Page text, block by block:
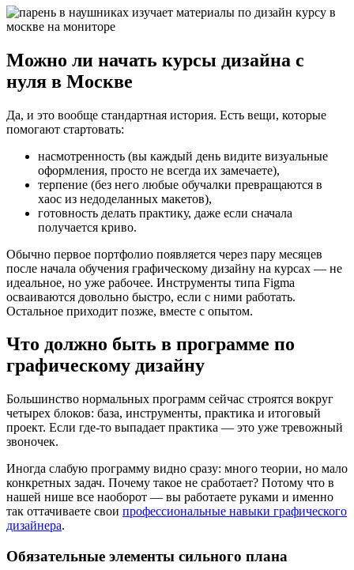
Можно ли начать курсы дизайна с
нуля в Москве
Да, и это вообще стандартная история. Есть вещи, которые
помогают стартовать:
насмотренность (вы каждый день видите визуальные
оформления, просто не всегда их замечаете),
терпение (без него любые обучалки превращаются в
хаос из недоделанных макетов),
готовность делать практику, даже если сначала
получается криво.
Обычно первое портфолио появляется через пару месяцев
после начала обучения графическому дизайну на курсах — не
идеальное, но уже рабочее. Инструменты типа Figma
осваиваются довольно быстро, если с ними работать.
Остальное приходит позже, вместе с опытом.
Что должно быть в программе по
графическому дизайну
Большинство нормальных программ сейчас строятся вокруг
четырех блоков: база, инструменты, практика и итоговый
проект. Если где-то выпадает практика — это уже тревожный
звоночек.
Иногда слабую программу видно сразу: много теории, но мало
конкретных задач. Почему такое не сработает? Потому что в
нашей нише все наоборот — вы работаете руками и именно
так оттачиваете свои профессиональные навыки графического
дизайнера.
Обязательные элементы сильного плана